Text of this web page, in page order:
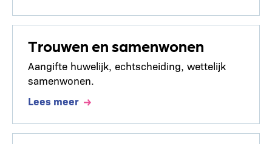
Trouwen en samenwonen
Aangifte huwelijk, echtscheiding, wettelijk
samenwonen.
Lees meer